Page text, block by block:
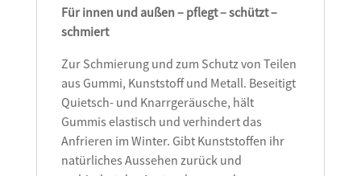
Für innen und außen – pflegt – schützt –
schmiert
Zur Schmierung und zum Schutz von Teilen
aus Gummi, Kunststoff und Metall. Beseitigt
Quietsch- und Knarrgeräusche, hält
Gummis elastisch und verhindert das
Anfrieren im Winter. Gibt Kunststoffen ihr
natürliches Aussehen zurück und